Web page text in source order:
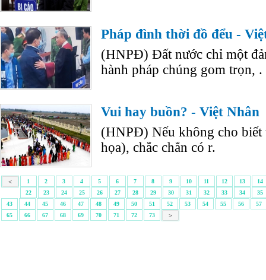
Pháp đình thời đồ đểu -
(HNPĐ) Đất nước chỉ một
hành pháp chúng gom trọn, .
Vui hay buồn? - Việt Nhân
(HNPĐ) Nếu không cho
họa), chắc chắn có r.
< 1 2 3 4 5 6 7 8 9 10 11 12 13
14
22
23 24 25 26 27 28 29 30 31 32 33 34
35
43
44 45 46 47 48 49 50 51 52 53 54 55 56
57
65
66 67 68 69 70 71 72 73 >